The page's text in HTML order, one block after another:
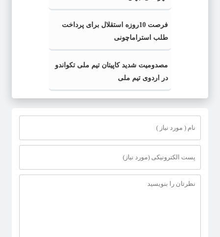
فرصت 10روزه استقلال برای پرداخت
طلب استراماچونی
مصدومیت شدید کاپیتان تیم ملی تکواندو
در اردوی تیم ملی